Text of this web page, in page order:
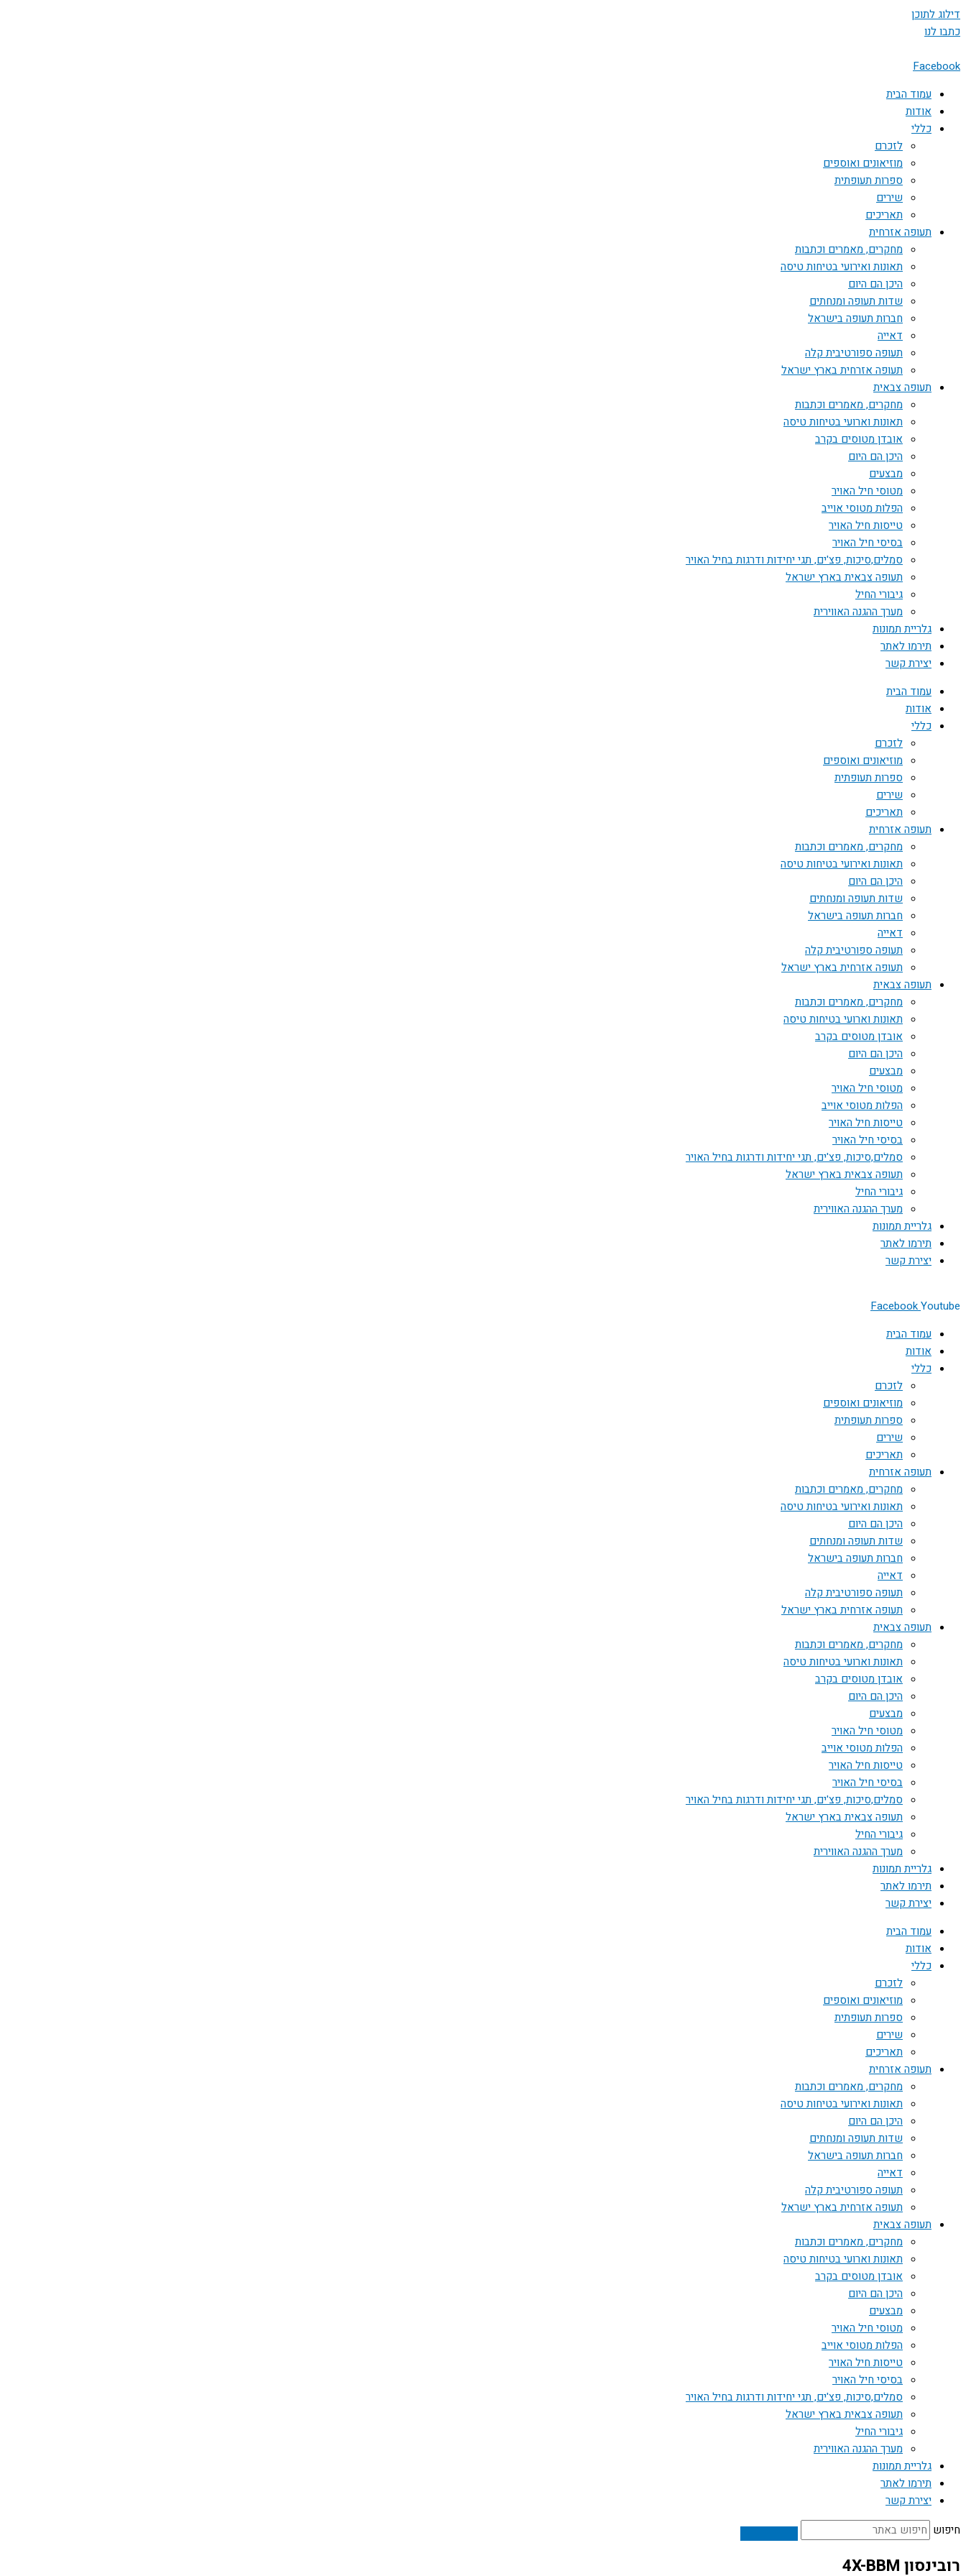
דילוג לתוכן
כתבו לנו
Facebook
עמוד הבית
אודות
כללי
לזכרם
מוזיאונים ואוספים
ספרות תעופתית
שירים
תאריכים
תעופה אזרחית
מחקרים, מאמרים וכתבות
תאונות ואירועי בטיחות טיסה
היכן הם היום
שדות תעופה ומנחתים
חברות תעופה בישראל
דאייה
תעופה ספורטיבית קלה
תעופה אזרחית בארץ ישראל
תעופה צבאית
מחקרים, מאמרים וכתבות
תאונות וארועי בטיחות טיסה
אובדן מטוסים בקרב
היכן הם היום
מבצעים
מטוסי חיל האויר
הפלות מטוסי אוייב
טייסות חיל האויר
בסיסי חיל האויר
סמלים,סיכות, פצ'ים, תגי יחידות ודרגות בחיל האויר
תעופה צבאית בארץ ישראל
גיבורי החיל
מערך ההגנה האווירית
גלריית תמונות
תירמו לאתר
יצירת קשר
עמוד הבית
אודות
כללי
לזכרם
מוזיאונים ואוספים
ספרות תעופתית
שירים
תאריכים
תעופה אזרחית
מחקרים, מאמרים וכתבות
תאונות ואירועי בטיחות טיסה
היכן הם היום
שדות תעופה ומנחתים
חברות תעופה בישראל
דאייה
תעופה ספורטיבית קלה
תעופה אזרחית בארץ ישראל
תעופה צבאית
מחקרים, מאמרים וכתבות
תאונות וארועי בטיחות טיסה
אובדן מטוסים בקרב
היכן הם היום
מבצעים
מטוסי חיל האויר
הפלות מטוסי אוייב
טייסות חיל האויר
בסיסי חיל האויר
סמלים,סיכות, פצ'ים, תגי יחידות ודרגות בחיל האויר
תעופה צבאית בארץ ישראל
גיבורי החיל
מערך ההגנה האווירית
גלריית תמונות
תירמו לאתר
יצירת קשר
FacebookYoutube
עמוד הבית
אודות
כללי
לזכרם
מוזיאונים ואוספים
ספרות תעופתית
שירים
תאריכים
תעופה אזרחית
מחקרים, מאמרים וכתבות
תאונות ואירועי בטיחות טיסה
היכן הם היום
שדות תעופה ומנחתים
חברות תעופה בישראל
דאייה
תעופה ספורטיבית קלה
תעופה אזרחית בארץ ישראל
תעופה צבאית
מחקרים, מאמרים וכתבות
תאונות וארועי בטיחות טיסה
אובדן מטוסים בקרב
היכן הם היום
מבצעים
מטוסי חיל האויר
הפלות מטוסי אוייב
טייסות חיל האויר
בסיסי חיל האויר
סמלים,סיכות, פצ'ים, תגי יחידות ודרגות בחיל האויר
תעופה צבאית בארץ ישראל
גיבורי החיל
מערך ההגנה האווירית
גלריית תמונות
תירמו לאתר
יצירת קשר
עמוד הבית
אודות
כללי
לזכרם
מוזיאונים ואוספים
ספרות תעופתית
שירים
תאריכים
תעופה אזרחית
מחקרים, מאמרים וכתבות
תאונות ואירועי בטיחות טיסה
היכן הם היום
שדות תעופה ומנחתים
חברות תעופה בישראל
דאייה
תעופה ספורטיבית קלה
תעופה אזרחית בארץ ישראל
תעופה צבאית
מחקרים, מאמרים וכתבות
תאונות וארועי בטיחות טיסה
אובדן מטוסים בקרב
היכן הם היום
מבצעים
מטוסי חיל האויר
הפלות מטוסי אוייב
טייסות חיל האויר
בסיסי חיל האויר
סמלים,סיכות, פצ'ים, תגי יחידות ודרגות בחיל האויר
תעופה צבאית בארץ ישראל
גיבורי החיל
מערך ההגנה האווירית
גלריית תמונות
תירמו לאתר
יצירת קשר
חיפוש
רובינסון 4X-BBM